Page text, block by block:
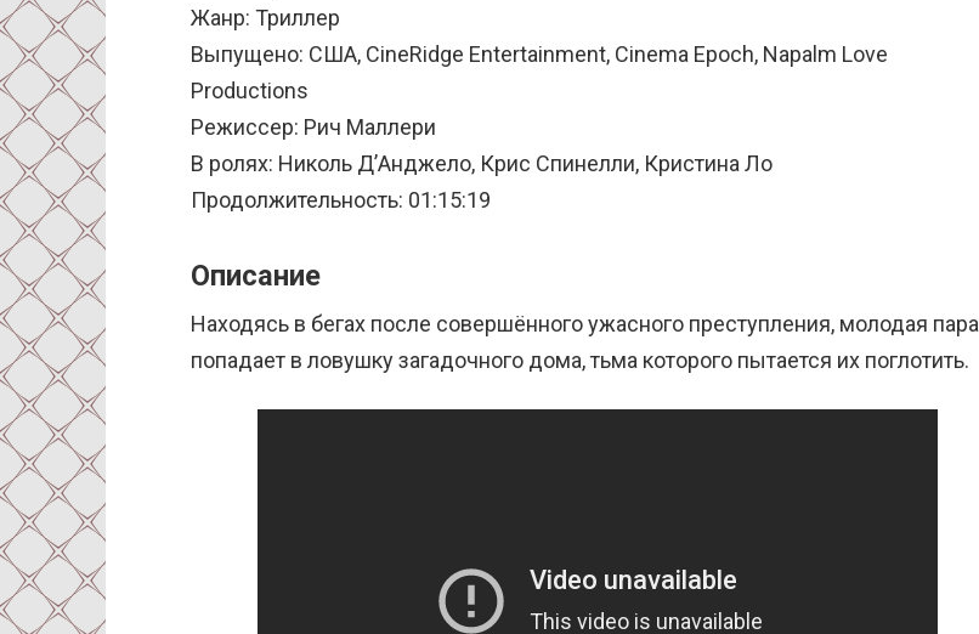
Жанр: Триллер
Выпущено: США, CineRidge Entertainment, Cinema Epoch, Napalm Love
Productions
Режиссер: Рич Маллери
В ролях: Николь Д’Анджело, Крис Спинелли, Кристина Ло
Продолжительность: 01:15:19
Описание
Находясь в бегах после совершённого ужасного преступления, молодая пара
попадает в ловушку загадочного дома, тьма которого пытается их поглотить.